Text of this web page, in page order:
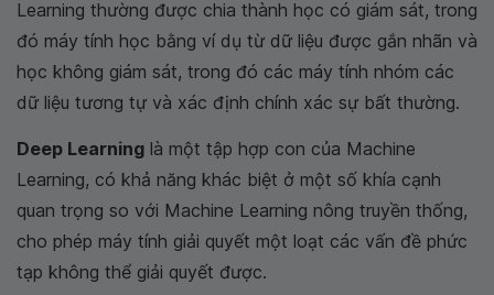
Learning thường được chia thành học có giám sát, trong
đó máy tính học bằng ví dụ từ dữ liệu được gắn nhãn và
học không giám sát, trong đó các máy tính nhóm các
dữ liệu tương tự và xác định chính xác sự bất thường.
Deep Learning là một tập hợp con của Machine
Learning, có khả năng khác biệt ở một số khía cạnh
quan trọng so với Machine Learning nông truyền thống,
cho phép máy tính giải quyết một loạt các vấn đề phức
tạp không thể giải quyết được.